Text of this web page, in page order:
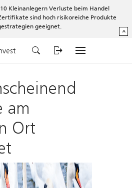
Kleinanlegern Verluste beim Handel
sind hoch risikoreiche Produkte
geeignet.
^
am
Ort